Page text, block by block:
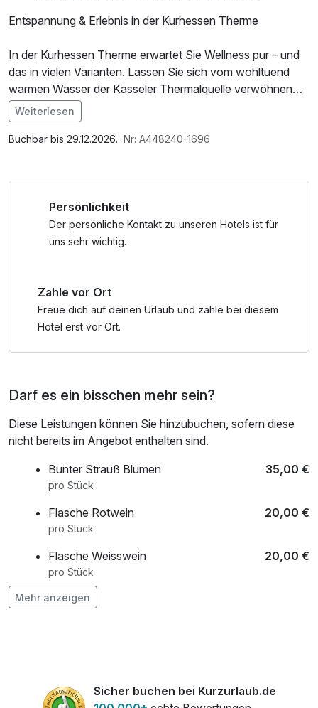
Entspannung & Erlebnis in der Kurhessen Therme
In der Kurhessen Therme erwartet Sie Wellness pur – und
das in vielen Varianten. Lassen Sie sich vom wohltuend
warmen Wasser der Kasseler Thermalquelle verwöhnen
und genießen Sie die weitläufige Badelandschaft mit
fernöstlichem Flair.
Genießen Sie einen ganzen Tag alle Einrichtungen der
Therme:
Restaurants und Shop – ein echtes Wohlfühlerlebnis für die
ganze Familie!
Ihnen eine Badetasche mit Bademantel und Handtüchern
Gut zu wissen: Die Stadt Kassel erhebt eine
Übernachtungssteuer von 5% auf den Netto-Zimmerpreis.
Diese wird separat ausgewiesen und ist beim Check-in zu
Im Angebot enthalten
1 Flasche Mineralwasser, W-LAN Nutzung /
Weiterlesen
Buchbar bis 29.12.2026. Nr: A448240-1696
Persönlichkeit
Der persönliche Kontakt zu unseren Hotels ist für
uns sehr wichtig.
Zahle vor Ort
Freue dich auf deinen Urlaub und zahle bei diesem
Hotel erst vor Ort.
Darf es ein bisschen mehr sein?
Diese Leistungen können Sie hinzubuchen, sofern diese
nicht bereits im Angebot enthalten sind.
Bunter Strauß Blumen
35,00 €
pro Stück
Flasche Rotwein 20,00 €
pro Stück
Flasche Weisswein 20,00 €
pro Stück
Leihbademantel
Mehr anzeigen
Sicher buchen bei Kurzurlaub.de